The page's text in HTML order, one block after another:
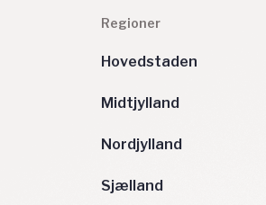
Regioner
Hovedstaden
Midtjylland
Nordjylland
Sjælland